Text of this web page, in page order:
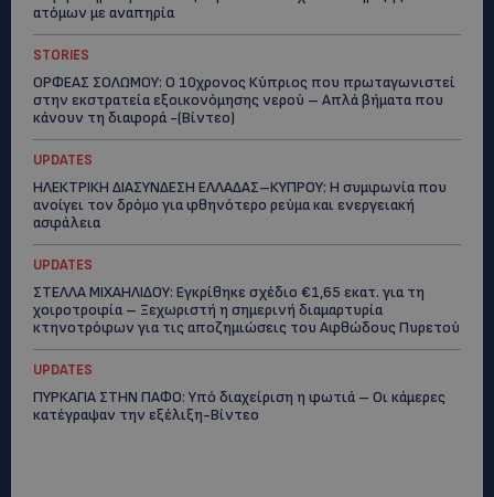
ατόμων με αναπηρία
STORIES
ΟΡΦΕΑΣ ΣΟΛΩΜΟΥ: Ο 10χρονος Κύπριος που πρωταγωνιστεί
στην εκστρατεία εξοικονόμησης νερού – Απλά βήματα που
κάνουν τη διαφορά -(Βίντεο)
UPDATES
ΗΛΕΚΤΡΙΚΗ ΔΙΑΣΥΝΔΕΣΗ ΕΛΛΑΔΑΣ–ΚΥΠΡΟΥ: Η συμφωνία που
ανοίγει τον δρόμο για φθηνότερο ρεύμα και ενεργειακή
ασφάλεια
UPDATES
ΣΤΕΛΛΑ ΜΙΧΑΗΛΙΔΟΥ: Εγκρίθηκε σχέδιο €1,65 εκατ. για τη
χοιροτροφία – Ξεχωριστή η σημερινή διαμαρτυρία
κτηνοτρόφων για τις αποζημιώσεις του Αφθώδους Πυρετού
UPDATES
ΠΥΡΚΑΓΙΑ ΣΤΗΝ ΠΑΦΟ: Υπό διαχείριση η φωτιά – Οι κάμερες
κατέγραψαν την εξέλιξη-Βίντεο